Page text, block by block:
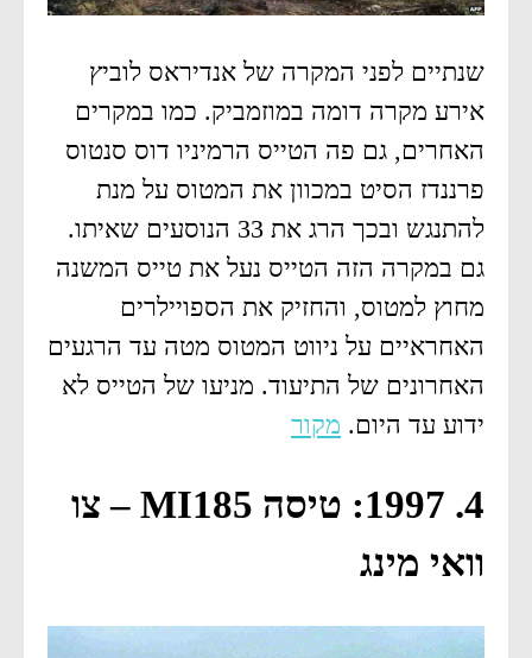
שנתיים לפני המקרה של אנדיראס לוביץ
אירע מקרה דומה במוזמביק. כמו במקרים
האחרים, גם פה הטייס הרמיניו דוס סנטוס
פרננדז הסיט במכוון את המטוס על מנת
להתנגש ובכך הרג את 33 הנוסעים שאיתו.
גם במקרה הזה הטייס נעל את טייס המשנה
מחוץ למטוס, והחזיק את הספויילרים
האחראיים על ניווט המטוס מטה עד הרגעים
האחרונים של התיעוד. מניעו של הטייס לא
ידוע עד היום. מקור
4. 1997: טיסה MI185 – צו
וואי מינג